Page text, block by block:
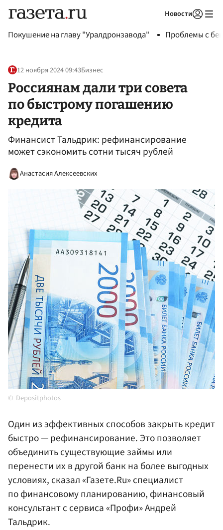
Новости
Покушение на главу "Уралдронзавода" Проблемы с
12 ноября 2024 09:43Бизнес
Россиянам дали три совета
по быстрому погашению
кредита
Финансист Тальдрик: рефинансирование
может сэкономить сотни тысяч рублей
Анастасия Алексеевских
Depositphotos
Один из эффективных способов закрыть кредит
быстро — рефинансирование. Это позволяет
объединить существующие займы или
перенести их в другой банк на более выгодных
условиях, сказал «Газете.Ru» специалист
по финансовому планированию, финансовый
консультант с сервиса «Профи» Андрей
Тальдрик.